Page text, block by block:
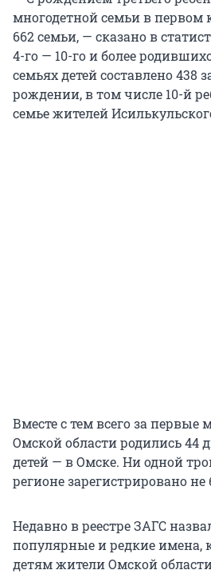
многодетной семьи в первом
662 семьи, — сказано в
4-го — 10-го и более
семьях детей составлено 438
рождении, в том числе 10-й
семье жителей
Вместе с тем всего за первые
Омской области родились 44
детей — в Омске. Ни одной
регионе зарегистрировано не
Недавно в реестре ЗАГС
популярные и редкие имена,
детям жители Омской